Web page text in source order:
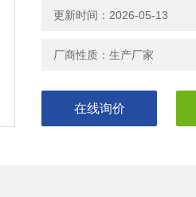
力机、多功能拉力试验机、强
更新时间：2026-05-13
厂商性质：生产厂家
在线询价